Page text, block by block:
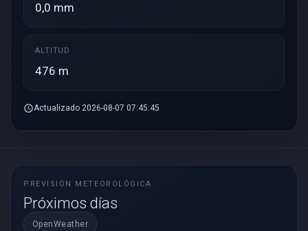
0,0 mm
ALTITUD
476 m
scheduleActualizado 2026-08-07 07:45:45
PREVISIÓN METEOROLÓGICA
Próximos días
OpenWeather